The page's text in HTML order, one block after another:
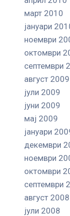
март 2010
јануари
ноември
октомври
септември
август 2009
јули 2009
јуни 2009
мај 2009
јануари
декември
ноември
октомври
септември
август 2008
јули 2008